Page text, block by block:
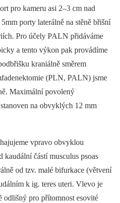
pro kameru asi 2–3 cm nad
porty laterálně na stěně břišní
Pro účely PALN přidáváme
a tento výkon pak provádíme
kraniálně směrem
(PLN, PALN) jsme
Maximální povolený
na obvyklých 12 mm
vpravo obvyklou
částí musculus psoas
od tzv. malé bifurkace (větvení
k ig. teres uteri. Vlevo je
odlišný pro přítomnost esovité